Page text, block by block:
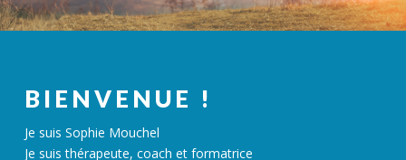
BIENVENUE !
Je suis Sophie Mouchel
Je suis thérapeute, coach et formatrice